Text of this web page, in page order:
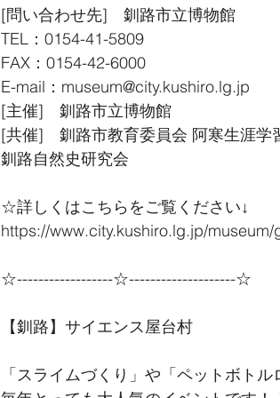
[問い合わせ先]　釧路市立博物館
TEL：0154-41-5809
FAX：0154-42-6000
E-mail：museum@city.kushiro.lg.jp
[主催]　釧路市立博物館
[共催]　釧路市教育委員会 阿寒生涯学
釧路自然史研究会
☆詳しくはこちらをご覧ください↓
https://www.city.kushiro.lg.jp/
☆------------------☆--------------------☆
【釧路】サイエンス屋台村
「スライムづくり」や「ペットボト